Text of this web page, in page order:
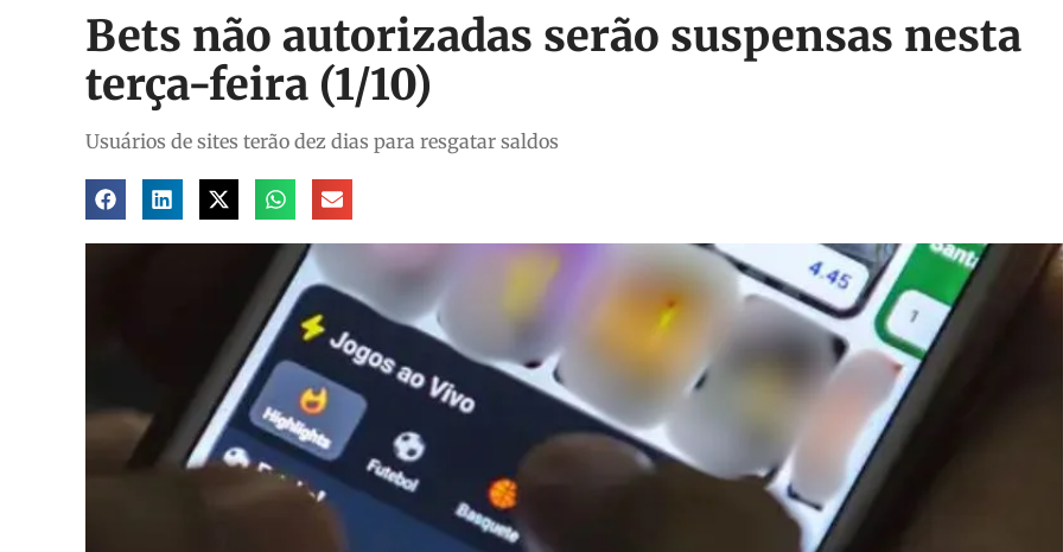
Bets não autorizadas serão suspensas nesta
terça-feira (1/10)
Usuários de sites terão dez dias para resgatar saldos